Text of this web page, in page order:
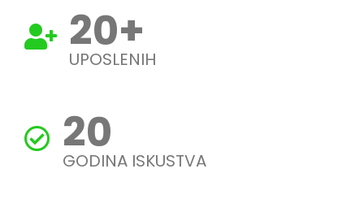
20+
UPOSLENIH
20
GODINA ISKUSTVA